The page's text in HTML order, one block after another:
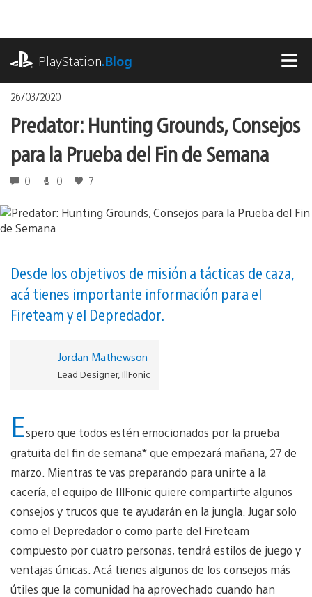
contenido
PlayStation.Blog
26/03/2020
Predator: Hunting Grounds, Consejos
para la Prueba del Fin de Semana
0 0 7
Desde los objetivos de misión a tácticas de caza,
acá tienes importante información para el
Fireteam y el Depredador.
Jordan Mathewson
Lead Designer, IllFonic
Espero que todos estén emocionados por la prueba
gratuita del fin de semana* que empezará mañana, 27 de
marzo. Mientras te vas preparando para unirte a la
cacería, el equipo de IllFonic quiere compartirte algunos
consejos y trucos que te ayudarán en la jungla. Jugar solo
como el Depredador o como parte del Fireteam
compuesto por cuatro personas, tendrá estilos de juego y
ventajas únicas. Acá tienes algunos de los consejos más
útiles que la comunidad ha aprovechado cuando han